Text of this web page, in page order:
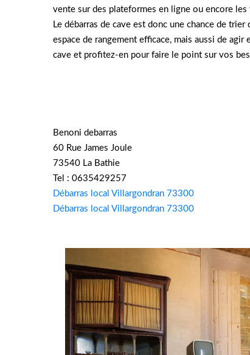
vente sur des plateformes en ligne ou encore
Le débarras de cave est donc une chance de
espace de rangement efficace, mais aussi de
cave et profitez-en pour faire le point sur vos
Benoni debarras
60 Rue James Joule
73540 La Bathie
Tel : 0635429257
Débarras local Villargondran 73300
Débarras local Villargondran 73300